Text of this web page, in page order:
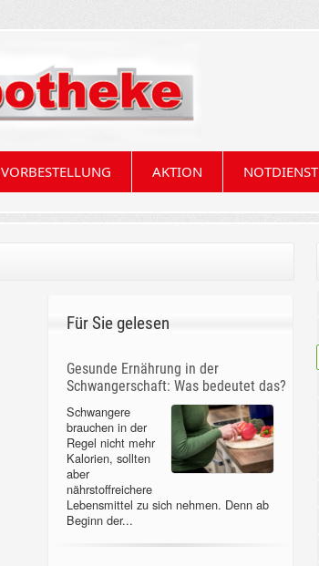
VORBESTELLUNG AKTION NOTDIENST
Für Sie gelesen
Gesunde Ernährung in der
Schwangerschaft: Was bedeutet das?
Schwangere
brauchen in der
Regel nicht mehr
Kalorien, sollten
aber
nährstoffreichere
Lebensmittel zu sich nehmen. Denn ab
Beginn der...